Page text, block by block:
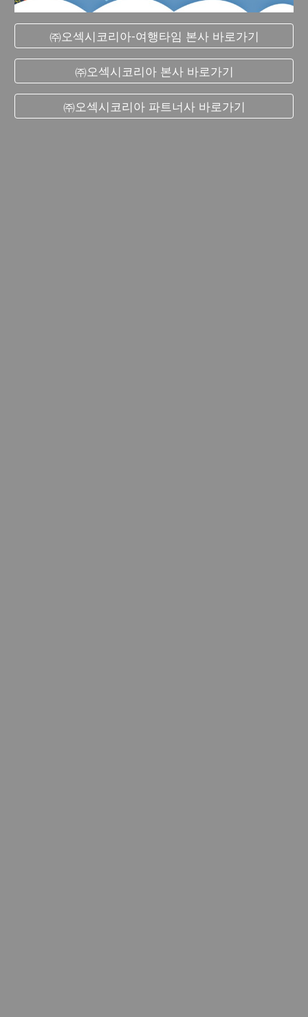
㈜오섹시코리아-여행타임 본사 바로가기
㈜오섹시코리아 본사 바로가기
㈜오섹시코리아 파트너사 바로가기